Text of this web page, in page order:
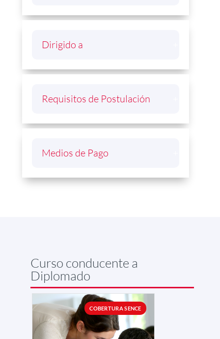
Dirigido a
Requisitos de Postulación
Medios de Pago
Curso conducente a
Diplomado
COBERTURA SENCE